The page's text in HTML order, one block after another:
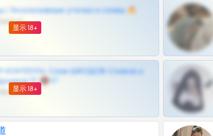
显示 18+
| Эксклюзивные утечки и сливы 🔥
@OPLATAPODPSK1BOT
显示 18+
КОНТЕНТА: Слив ШКОДОВ Сливов и
ТГ 🔞💎
@MILKPRIVATES39BOT